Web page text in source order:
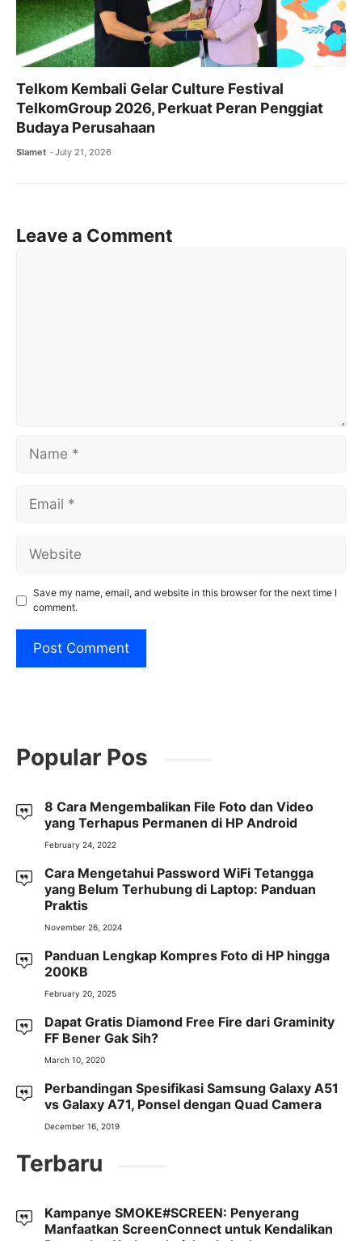
Telkom Kembali Gelar Culture Festival
TelkomGroup 2026, Perkuat Peran Penggiat
Budaya Perusahaan
Slamet July 21, 2026
Leave a Comment
Name
Email
Website
Save my name, email, and website in this browser for the next time I
comment.
Popular Pos
8 Cara Mengembalikan File Foto dan Video
yang Terhapus Permanen di HP Android
February 24, 2022
Cara Mengetahui Password WiFi Tetangga
yang Belum Terhubung di Laptop: Panduan
Praktis
November 26, 2024
Panduan Lengkap Kompres Foto di HP hingga
200KB
February 20, 2025
Dapat Gratis Diamond Free Fire dari Graminity
FF Bener Gak Sih?
March 10, 2020
Perbandingan Spesifikasi Samsung Galaxy A51
vs Galaxy A71, Ponsel dengan Quad Camera
December 16, 2019
Terbaru
Kampanye SMOKE#SCREEN: Penyerang
Manfaatkan ScreenConnect untuk Kendalikan